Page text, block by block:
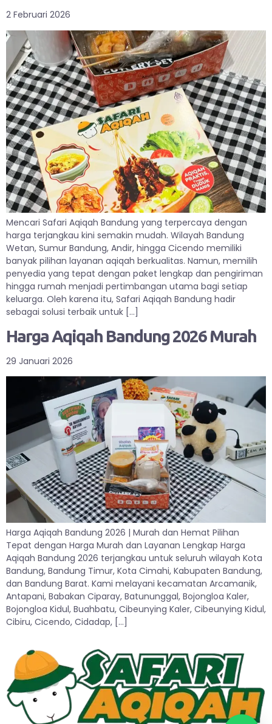
2 Februari 2026
Mencari Safari Aqiqah Bandung yang terpercaya dengan
harga terjangkau kini semakin mudah. Wilayah Bandung
Wetan, Sumur Bandung, Andir, hingga Cicendo memiliki
banyak pilihan layanan aqiqah berkualitas. Namun, memilih
penyedia yang tepat dengan paket lengkap dan pengiriman
hingga rumah menjadi pertimbangan utama bagi setiap
keluarga. Oleh karena itu, Safari Aqiqah Bandung hadir
sebagai solusi terbaik untuk […]
Harga Aqiqah Bandung 2026 Murah
29 Januari 2026
Harga Aqiqah Bandung 2026 | Murah dan Hemat Pilihan
Tepat dengan Harga Murah dan Layanan Lengkap Harga
Aqiqah Bandung 2026 terjangkau untuk seluruh wilayah Kota
Bandung, Bandung Timur, Kota Cimahi, Kabupaten Bandung,
dan Bandung Barat. Kami melayani kecamatan Arcamanik,
Antapani, Babakan Ciparay, Batununggal, Bojongloa Kaler,
Bojongloa Kidul, Buahbatu, Cibeunying Kaler, Cibeunying Kidul,
Cibiru, Cicendo, Cidadap, […]